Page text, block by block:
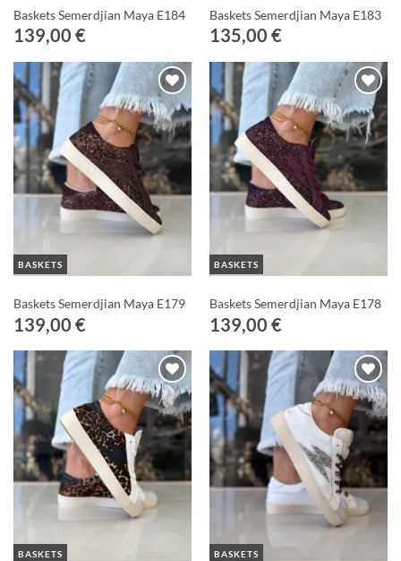
Baskets Semerdjian Maya E184
139,00 €
Baskets Semerdjian Maya E183
135,00 €
Ajouter
à ma
Wishlist
BASKETS
Baskets Semerdjian Maya E179
139,00 €
Ajouter
à ma
Wishlist
BASKETS
Baskets Semerdjian Maya E178
139,00 €
Ajouter
à ma
Wishlist
BASKETS
Ajouter
à ma
Wishlist
BASKETS